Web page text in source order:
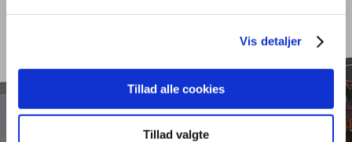
Vis detaljer
Tillad alle cookies
Tillad valgte